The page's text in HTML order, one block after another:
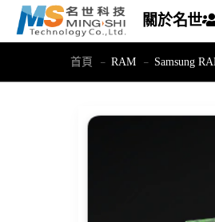
關於名世
首頁 RAM Samsung